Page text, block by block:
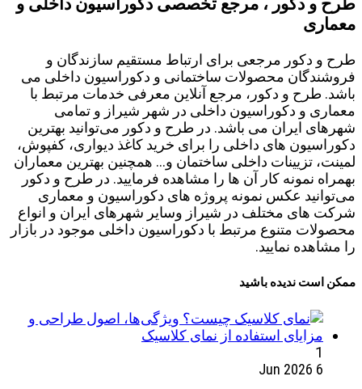
معماری
طرح و دکور مرجعی برای ارتباط مستقیم سازندگان و
فروشندگان محصولات ساختمانی و دکوراسیون داخلی می
باشد. طرح و دکور، مرجع آنلاین معرفی خدمات مرتبط با
معماری و دکوراسیون داخلی در شهر شیراز و تمامی
شهرهای ایران می باشد. در طرح و دکور می‌توانید بهترین
دکوراسیون های داخلی را برای خرید کاغذ دیواری، کفپوش،
لمینت، تزیینات داخلی ساختمان و... همچنین بهترین معماران
بهمراه نمونه کار آن ها را مشاهده فرمایید. در طرح و دکور
می‌توانید عکس نمونه پروژه های دکوراسیون و معماری
شرکت های مختلف در شیراز وسایر شهرهای ایران و انواع
محصولات متنوع مرتبط با دکوراسیون داخلی موجود در بازار
را مشاهده نمایید.
ممکن است ندیده باشید
1
6 Jun 2026